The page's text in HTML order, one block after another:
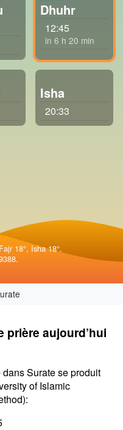
Dhuhr
12:45
in 6 h 20 min
Isha
20:33
18°, Isha 18°.
prière aujourd’hui
Surate se produit
of Islamic